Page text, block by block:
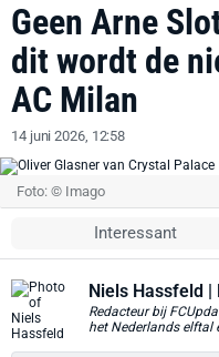
Geen Arne
dit wordt de
AC Milan
14 juni 2026, 12:58
Foto: © Imago
Interessant
Niels Hassfeld |
Redacteur bij
het Nederlands elftal